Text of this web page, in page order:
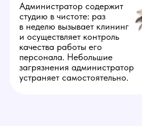
Понимание
технических основ
В процессе работы девушки будут
вам о различных неполадках. Вакансия
подразумевает, что вы знаете, как
популярные проблемы, связанные с ПК:
проверять, если не работает монитор;
установить нужный софт; что проверять,
пропал интернет.